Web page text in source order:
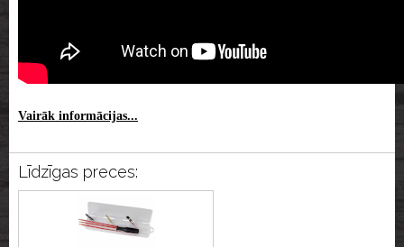
Vairāk informācijas...
Līdzīgas preces: